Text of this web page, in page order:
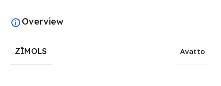
Overview
ZĪMOLS Avatto